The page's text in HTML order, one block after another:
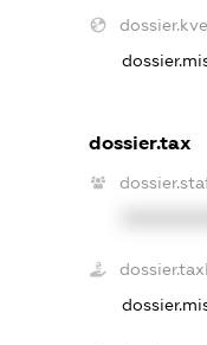
dossier.tax